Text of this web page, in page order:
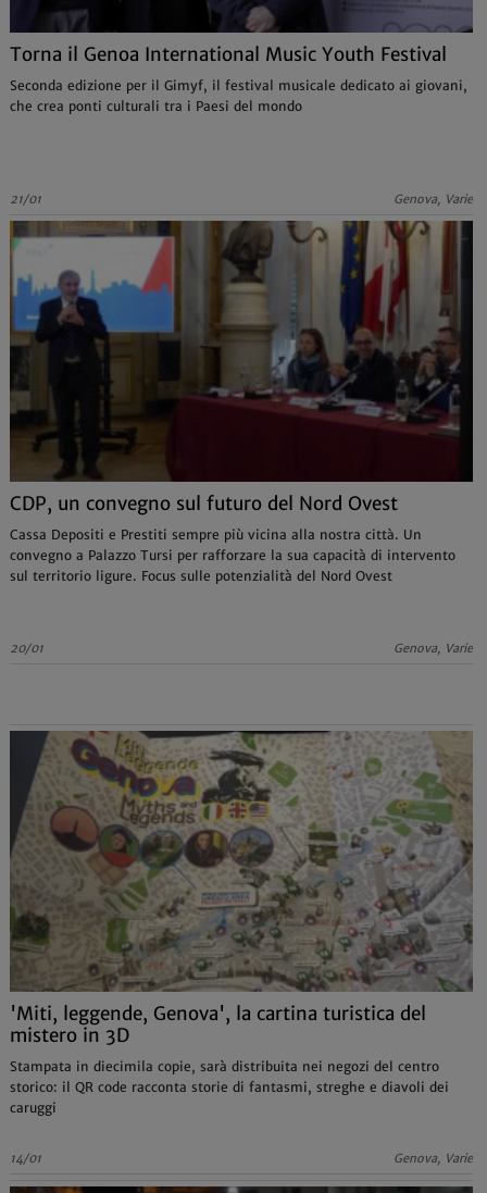
Torna il Genoa International Music Youth Festival
Seconda edizione per il Gimyf, il festival musicale dedicato ai giovani,
che crea ponti culturali tra i Paesi del mondo
21/01 Genova, Varie
CDP, un convegno sul futuro del Nord Ovest
Cassa Depositi e Prestiti sempre più vicina alla nostra città. Un
convegno a Palazzo Tursi per rafforzare la sua capacità di intervento
sul territorio ligure. Focus sulle potenzialità del Nord Ovest
20/01 Genova, Varie
'Miti, leggende, Genova', la cartina turistica del
mistero in 3D
Stampata in diecimila copie, sarà distribuita nei negozi del centro
storico: il QR code racconta storie di fantasmi, streghe e diavoli dei
caruggi
14/01 Genova, Varie